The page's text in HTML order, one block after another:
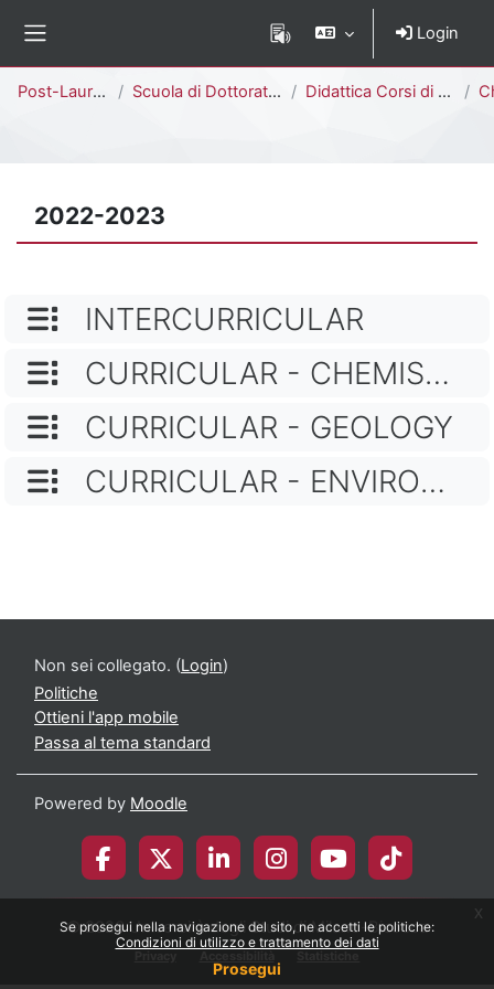
Se prosegui nella navigazione del sito, ne accetti le politiche:
Condizioni di utilizzo e trattamento dei dati
Prosegui
x
Login
Post-Laurea Scuola di Dottorato di Ricerca Didattica Corsi di Dottorato
2022-2023
NOME CATEGORIA
INTERCURRICULAR
NOME CATEGORIA
CURRICULAR - CHEMISTRY
NOME CATEGORIA
CURRICULAR - GEOLOGY
NOME CATEGORIA
CURRICULAR - ENVIRONMENT
Non sei collegato. (Login)
Politiche
Ottieni l'app mobile
Passa al tema standard
Powered by Moodle
© 2026 Università degli Studi di Milano-Bicocca